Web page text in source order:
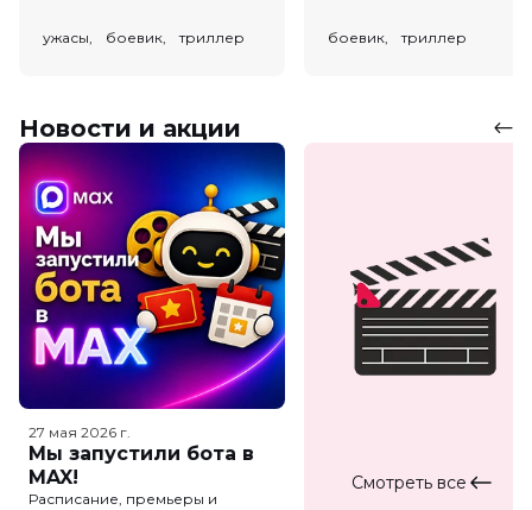
ужасы, боевик, триллер боевик, триллер
Новости и акции
27 мая 2026 г.
Мы запустили бота в
MAX!
Расписание, премьеры и
Смотреть все